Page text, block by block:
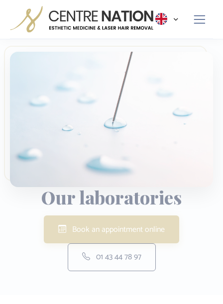
Our laboratories
Book an appointment online
01 43 44 78 97
Panneau de gestion des cookies